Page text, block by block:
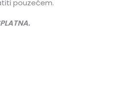
pouzećem.